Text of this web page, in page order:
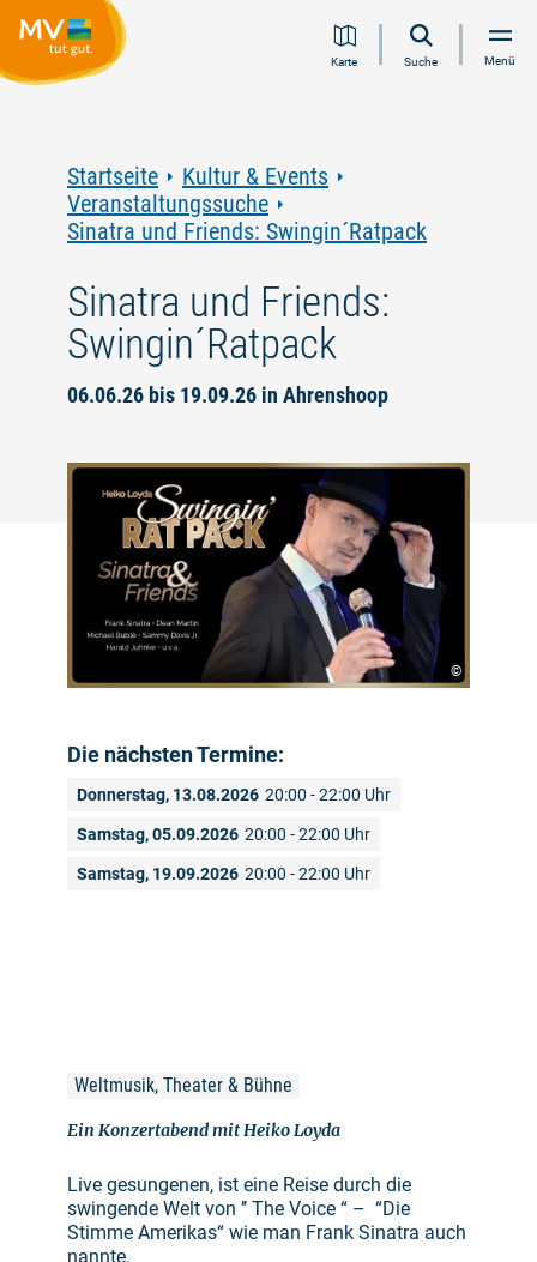
Inhalt
Navigation
Volltextsuche
FooterKarte Suche Menü
Startseite
Kultur & Events
Veranstaltungssuche
Sinatra und Friends: Swingin´Ratpack
Sinatra und Friends:
Swingin´Ratpack
06.06.26 bis 19.09.26 in Ahrenshoop
©
Die nächsten Termine:
Donnerstag, 13.08.2026 20:00 - 22:00 Uhr
Samstag, 05.09.2026 20:00 - 22:00 Uhr
Samstag, 19.09.2026 20:00 - 22:00 Uhr
Weltmusik, Theater & Bühne
Ein Konzertabend mit Heiko Loyda
Live gesungenen, ist eine Reise durch die
swingende Welt von ’’ The Voice “ – “Die
Stimme Amerikas“ wie man Frank Sinatra auch
nannte.